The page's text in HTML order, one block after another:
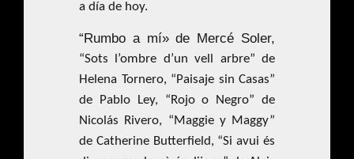
a día de hoy.
“Rumbo a mí» de Mercé Soler,
“Sots l’ombre d’un vell arbre” de
Helena Tornero, “Paisaje sin Casas”
de Pablo Ley, “Rojo o Negro” de
Nicolás Rivero, “Maggie y Maggy”
de Catherine Butterfield, “Si avui és